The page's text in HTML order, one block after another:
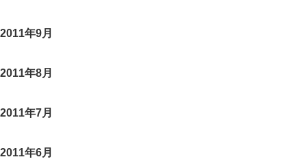
2011年9月
2011年8月
2011年7月
2011年6月